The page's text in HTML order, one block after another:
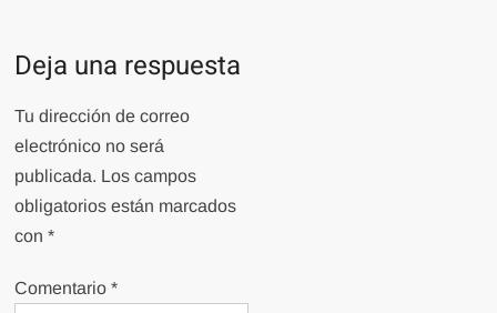
Deja una respuesta
Tu dirección de correo
electrónico no será
publicada. Los campos
obligatorios están marcados
con*
Comentario*